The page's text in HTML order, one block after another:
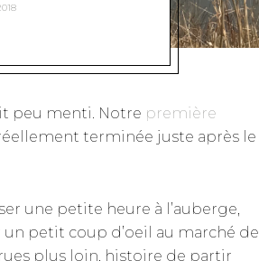
peu menti. Notre première
réellement terminée juste après le
une petite heure à l’auberge,
un petit coup d’oeil au marché de
plus loin, histoire de partir